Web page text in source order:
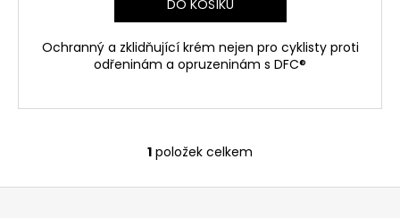
DO KOŠÍKU
Ochranný a zklidňující krém nejen pro cyklisty proti
odřeninám a opruzeninám s DFC®
O
v
1 položek celkem
Z